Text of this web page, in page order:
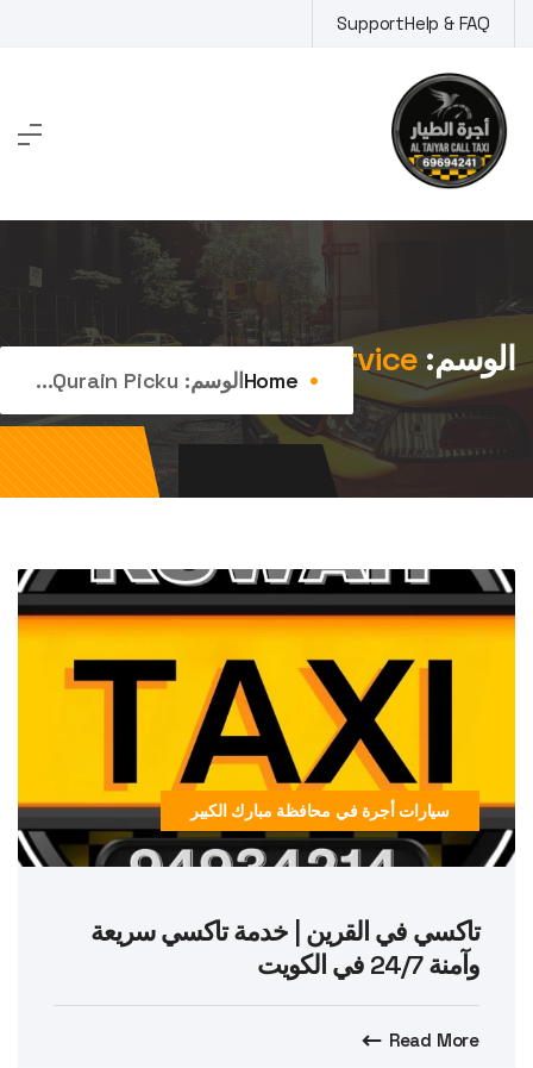
to
content
Help & FAQ
Support
الوسم:qurain pickup service
Homeالوسم: Qurain Picku...
سيارات أجرة في محافظة مبارك الكبير
تاكسي في القرين | خدمة تاكسي سريعة
وآمنة 24/7 في الكويت
Read More